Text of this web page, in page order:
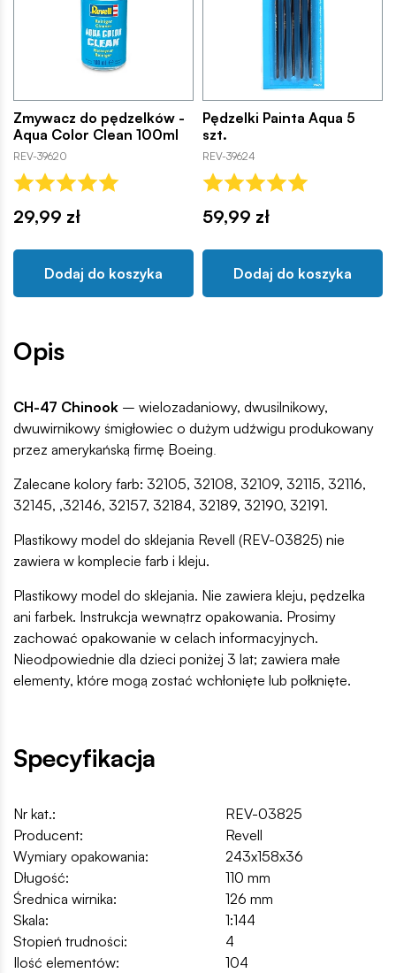
Zmywacz do pędzelków -
Aqua Color Clean 100ml
REV-39620
29,99 zł
Dodaj do koszyka
Pędzelki Painta Aqua 5
szt.
REV-39624
59,99 zł
Dodaj do koszyka
Opis
CH-47 Chinook – wielozadaniowy, dwusilnikowy,
dwuwirnikowy śmigłowiec o dużym udźwigu produkowany
przez amerykańską firmę Boeing
Zalecane kolory farb: 32105, 32108, 32109, 32115, 32116,
32145, ,32146, 32157, 32184, 32189, 32190, 32191.
Plastikowy model do sklejania Revell (REV-03825) nie
zawiera w komplecie farb i kleju.
Plastikowy model do sklejania. Nie zawiera kleju, pędzelka
ani farbek. Instrukcja wewnątrz opakowania. Prosimy
zachować opakowanie w celach informacyjnych.
Nieodpowiednie dla dzieci poniżej 3 lat; zawiera małe
elementy, które mogą zostać wchłonięte lub połknięte.
Specyfikacja
Nr kat.:
REV-03825
Producent:
Revell
Wymiary opakowania:
243x158x36
Długość:
110 mm
Średnica wirnika:
126 mm
Skala:
1:144
Stopień trudności:
4
Ilość elementów:
104